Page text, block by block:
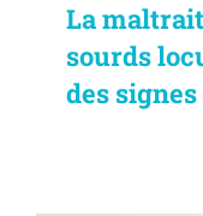
La
sourds
des